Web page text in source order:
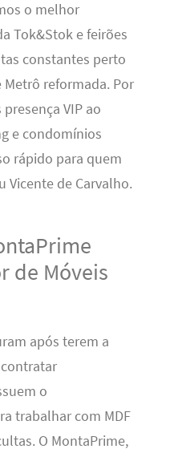
o melhor
Tok&Stok e feirões
constantes perto
Metrô reformada. Por
VIP ao
e condomínios
rápido para quem
Vicente de Carvalho.
de Móveis
após terem a
o
trabalhar com MDF
O MontaPrime,